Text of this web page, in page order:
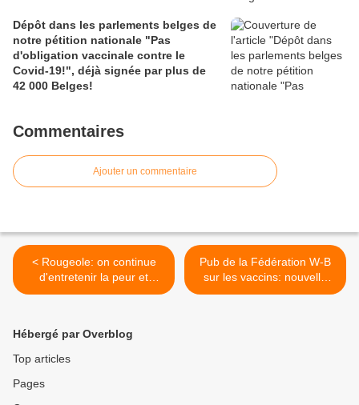
Dépôt dans les parlements belges de
notre pétition nationale "Pas
d'obligation vaccinale contre le
Covid-19!", déjà signée par plus de
42 000 Belges!
Commentaires
Ajouter un commentaire
< Rougeole: on continue
d'entretenir la peur et
l'ostracisme
Pub de la Fédération W-B
sur les vaccins: nouvelle
plainte déposée auprès de
Hébergé par Overblog
Top articles
Pages